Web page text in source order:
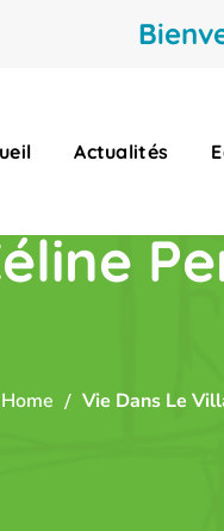
Actualités
Home Vie Dans Le